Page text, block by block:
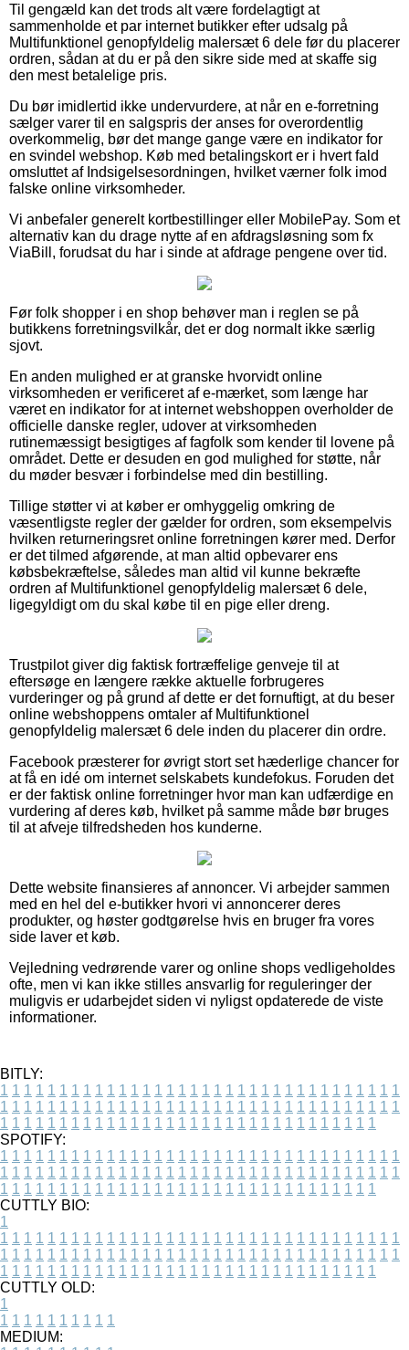
Til gengæld kan det trods alt være fordelagtigt at
sammenholde et par internet butikker efter udsalg på
Multifunktionel genopfyldelig malersæt 6 dele før du placerer
ordren, sådan at du er på den sikre side med at skaffe sig
den mest betalelige pris.
Du bør imidlertid ikke undervurdere, at når en e-forretning
sælger varer til en salgspris der anses for overordentlig
overkommelig, bør det mange gange være en indikator for
en svindel webshop. Køb med betalingskort er i hvert fald
omsluttet af Indsigelsesordningen, hvilket værner folk imod
falske online virksomheder.
Vi anbefaler generelt kortbestillinger eller MobilePay. Som et
alternativ kan du drage nytte af en afdragsløsning som fx
ViaBill, forudsat du har i sinde at afdrage pengene over tid.
Før folk shopper i en shop behøver man i reglen se på
butikkens forretningsvilkår, det er dog normalt ikke særlig
sjovt.
En anden mulighed er at granske hvorvidt online
virksomheden er verificeret af e-mærket, som længe har
været en indikator for at internet webshoppen overholder de
officielle danske regler, udover at virksomheden
rutinemæssigt besigtiges af fagfolk som kender til lovene på
området. Dette er desuden en god mulighed for støtte, når
du møder besvær i forbindelse med din bestilling.
Tillige støtter vi at køber er omhyggelig omkring de
væsentligste regler der gælder for ordren, som eksempelvis
hvilken returneringsret online forretningen kører med. Derfor
er det tilmed afgørende, at man altid opbevarer ens
købsbekræftelse, således man altid vil kunne bekræfte
ordren af Multifunktionel genopfyldelig malersæt 6 dele,
ligegyldigt om du skal købe til en pige eller dreng.
Trustpilot giver dig faktisk fortræffelige genveje til at
eftersøge en længere række aktuelle forbrugeres
vurderinger og på grund af dette er det fornuftigt, at du beser
online webshoppens omtaler af Multifunktionel
genopfyldelig malersæt 6 dele inden du placerer din ordre.
Facebook præsterer for øvrigt stort set hæderlige chancer for
at få en idé om internet selskabets kundefokus. Foruden det
er der faktisk online forretninger hvor man kan udfærdige en
vurdering af deres køb, hvilket på samme måde bør bruges
til at afveje tilfredsheden hos kunderne.
Dette website finansieres af annoncer. Vi arbejder sammen
med en hel del e-butikker hvori vi annoncerer deres
produkter, og høster godtgørelse hvis en bruger fra vores
side laver et køb.
Vejledning vedrørende varer og online shops vedligeholdes
ofte, men vi kan ikke stilles ansvarlig for reguleringer der
muligvis er udarbejdet siden vi nyligst opdaterede de viste
informationer.
BITLY:
1 1 1 1 1 1 1 1 1 1 1 1 1 1 1 1 1 1 1 1 1 1 1 1 1 1 1 1 1 1 1 1 1 1
1 1 1 1 1 1 1 1 1 1 1 1 1 1 1 1 1 1 1 1 1 1 1 1 1 1 1 1 1 1 1 1 1 1
1 1 1 1 1 1 1 1 1 1 1 1 1 1 1 1 1 1 1 1 1 1 1 1 1 1 1 1 1 1 1 1
SPOTIFY:
1 1 1 1 1 1 1 1 1 1 1 1 1 1 1 1 1 1 1 1 1 1 1 1 1 1 1 1 1 1 1 1 1 1
1 1 1 1 1 1 1 1 1 1 1 1 1 1 1 1 1 1 1 1 1 1 1 1 1 1 1 1 1 1 1 1 1 1
1 1 1 1 1 1 1 1 1 1 1 1 1 1 1 1 1 1 1 1 1 1 1 1 1 1 1 1 1 1 1 1
CUTTLY BIO:
1
1 1 1 1 1 1 1 1 1 1 1 1 1 1 1 1 1 1 1 1 1 1 1 1 1 1 1 1 1 1 1 1 1 1
1 1 1 1 1 1 1 1 1 1 1 1 1 1 1 1 1 1 1 1 1 1 1 1 1 1 1 1 1 1 1 1 1 1
1 1 1 1 1 1 1 1 1 1 1 1 1 1 1 1 1 1 1 1 1 1 1 1 1 1 1 1 1 1 1 1
CUTTLY OLD:
1
1 1 1 1 1 1 1 1 1 1
MEDIUM: